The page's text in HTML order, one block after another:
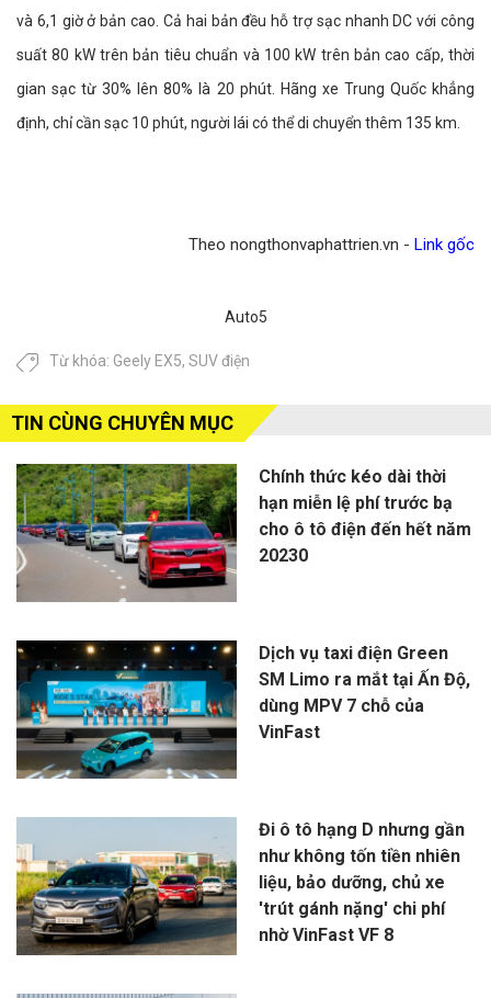
và 6,1 giờ ở bản cao. Cả hai bản đều hỗ trợ sạc nhanh DC với công
suất 80 kW trên bản tiêu chuẩn và 100 kW trên bản cao cấp, thời
gian sạc từ 30% lên 80% là 20 phút. Hãng xe Trung Quốc khẳng
định, chỉ cần sạc 10 phút, người lái có thể di chuyển thêm 135 km.
Theo nongthonvaphattrien.vn - Link gốc
Auto5
Từ khóa: Geely EX5, SUV điện
TIN CÙNG CHUYÊN MỤC
Chính thức kéo dài thời
hạn miễn lệ phí trước bạ
cho ô tô điện đến hết năm
20230
Dịch vụ taxi điện Green
SM Limo ra mắt tại Ấn Độ,
dùng MPV 7 chỗ của
VinFast
Đi ô tô hạng D nhưng gần
như không tốn tiền nhiên
liệu, bảo dưỡng, chủ xe
'trút gánh nặng' chi phí
nhờ VinFast VF 8